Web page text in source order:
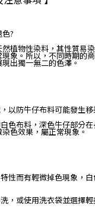
?
植物性染料，其性質易
象。所以，不同時期的
出獨一無二的色澤。
以防牛仔布料可能發生移
色布料，深色牛仔部分
色效果，屬正常現象。
性而有輕微掉色現象，白
，或使用洗衣袋並選擇輕